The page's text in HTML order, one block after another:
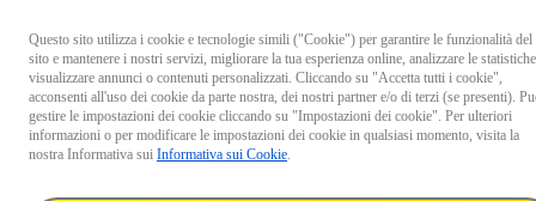
Questo sito utilizza i cookie e tecnologie simili ("Cookie") per garantire le funzionalità del
sito e mantenere i nostri servizi, migliorare la tua esperienza online, analizzare le
visualizzare annunci o contenuti personalizzati. Cliccando su "Accetta tutti i cookie",
acconsenti all'uso dei cookie da parte nostra, dei nostri partner e/o di terzi (se presenti).
gestire le impostazioni dei cookie cliccando su "Impostazioni dei cookie". Per ulteriori
informazioni o per modificare le impostazioni dei cookie in qualsiasi momento, visita la
nostra Informativa sui Informativa sui Cookie.